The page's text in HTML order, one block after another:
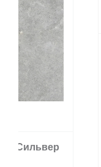
RAFY